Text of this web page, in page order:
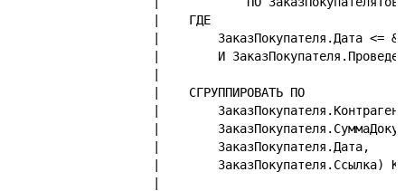
|    ГДЕ
|        ЗаказПокупателя.Дата <=
|        И
|    СГРУППИРОВАТЬ ПО
|
|
|        ЗаказПокупателя.Дата,
|        ЗаказПокупателя.Ссылка)